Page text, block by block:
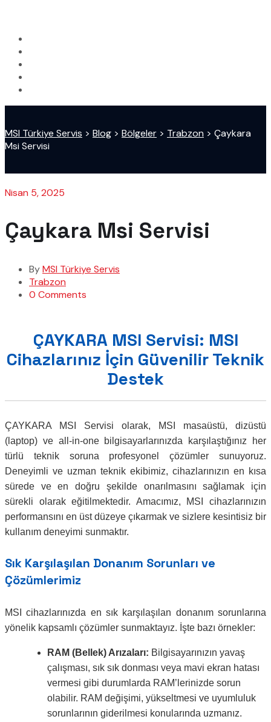
MSI Türkiye Servis > Blog > Bölgeler > Trabzon > Çaykara
Msi Servisi
Nisan 5, 2025
Çaykara Msi Servisi
ByMSI Türkiye Servis
Trabzon
0 Comments
ÇAYKARA MSI Servisi: MSI
Cihazlarınız İçin Güvenilir Teknik
Destek
ÇAYKARA MSI Servisi olarak, MSI masaüstü, dizüstü
(laptop) ve all-in-one bilgisayarlarınızda karşılaştığınız her
türlü teknik soruna profesyonel çözümler sunuyoruz.
Deneyimli ve uzman teknik ekibimiz, cihazlarınızın en kısa
sürede ve en doğru şekilde onarılmasını sağlamak için
sürekli olarak eğitilmektedir. Amacımız, MSI cihazlarınızın
performansını en üst düzeye çıkarmak ve sizlere kesintisiz bir
kullanım deneyimi sunmaktır.
Sık Karşılaşılan Donanım Sorunları ve
Çözümlerimiz
MSI cihazlarınızda en sık karşılaşılan donanım sorunlarına
yönelik kapsamlı çözümler sunmaktayız. İşte bazı örnekler:
RAM (Bellek) Arızaları: Bilgisayarınızın yavaş
çalışması, sık sık donması veya mavi ekran hatası
vermesi gibi durumlarda RAM’lerinizde sorun
olabilir. RAM değişimi, yükseltmesi ve uyumluluk
sorunlarının giderilmesi konularında uzmanız.